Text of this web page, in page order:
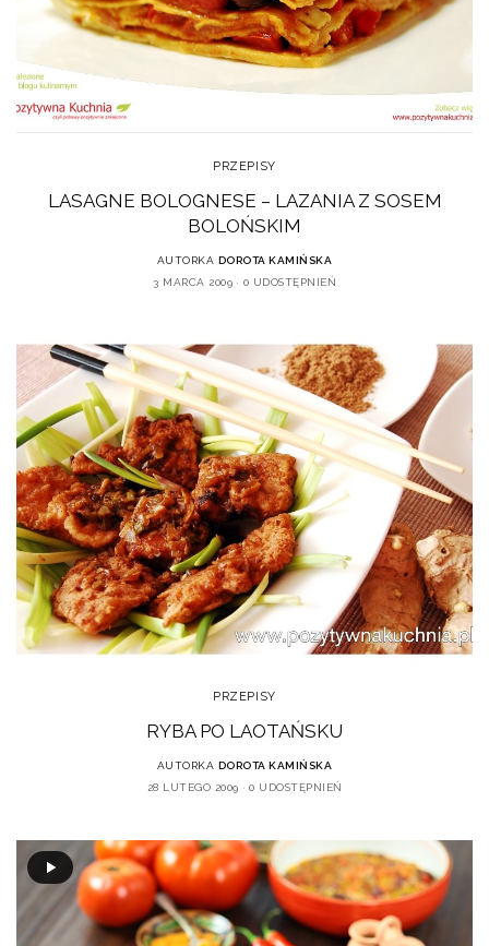
PRZEPISY
LASAGNE BOLOGNESE – LAZANIA Z SOSEM
BOLOŃSKIM
AUTORKA DOROTA KAMIŃSKA
3 MARCA 2009
0 UDOSTĘPNIEŃ
PRZEPISY
RYBA PO LAOTAŃSKU
AUTORKA DOROTA KAMIŃSKA
28 LUTEGO 2009
0 UDOSTĘPNIEŃ